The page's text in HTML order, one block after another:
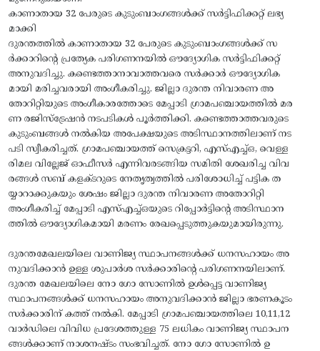
കാണാതായ 32 പേരുടെ കുടുംബാംഗങ്ങള്‍ക്ക് സര്‍ട്ടിഫിക്കറ്റ് ലഭ്യ
മാക്കി
ദുരന്തത്തില്‍ കാണാതായ 32 പേരുടെ കുടുംബാംഗങ്ങള്‍ക്ക് സ
ര്‍ക്കാറിന്റെ പ്രത്യേക പരിഗണനയില്‍ ഔദ്യോഗിക സര്‍ട്ടിഫിക്കറ്റ്
അനുവദിച്ചു. കണ്ടെത്താനാവാത്തവരെ സര്‍ക്കാര്‍ ഔദ്യോഗിക
മായി മരിച്ചവരായി അംഗീകരിച്ചു. ജില്ലാ ദുരന്ത നിവാരണ അ
തോറിറ്റിയുടെ അംഗീകാരത്തോടെ മേപ്പാടി ഗ്രാമപഞ്ചായത്തില്‍ മര
ണ രജിസ്‌ട്രേഷന്‍ നടപടികള്‍ പൂര്‍ത്തിക്കി. കണ്ടെത്താത്തവരുടെ
കുടുംബങ്ങള്‍ നല്‍കിയ അപേക്ഷയുടെ അടിസ്ഥാനത്തിലാണ് നട
പടി സ്വീകരിച്ചത്. ഗ്രാമപഞ്ചായത്ത് സെക്രട്ടറി, എസ്എച്ച്ഒ, വെള്ള
രിമല വില്ലേജ് ഓഫീസര്‍ എന്നിവരടങ്ങിയ സമിതി ശേഖരിച്ച വിവ
രങ്ങള്‍ സബ് കളക്ടറുടെ നേതൃത്വത്തില്‍ പരിശോധിച്ച് പട്ടിക ത
യ്യാറാക്കുകയും ശേഷം ജില്ലാ ദുരന്ത നിവാരണ അതോറിറ്റി
അംഗീകരിച്ച് മേപ്പാടി എസ്എച്ച്ഒയുടെ റിപ്പോര്‍ട്ടിന്റെ അടിസ്ഥാന
ത്തില്‍ ഔദ്യോഗികമായി മരണം രേഖപ്പെടുത്തുകയുമായിരുന്നു.
ദുരന്തമേഖലയിലെ വാണിജ്യ സ്ഥാപനങ്ങള്‍ക്ക് ധനസഹായം അ
നുവദിക്കാന്‍ ഉള്ള ശുപാർശ സർക്കാരിൻ്റെ പരിഗണനയിലാണ്.
ദുരന്ത മേഖലയിലെ നോ ഗോ സോണില്‍ ഉള്‍പ്പെട്ട വാണിജ്യ
സ്ഥാപനങ്ങള്‍ക്ക് ധനസഹായം അനുവദിക്കാന്‍ ജില്ലാ ഭരണകൂടം
സര്‍ക്കാരിന് കത്ത് നല്‍കി. മേപ്പാടി ഗ്രാമപഞ്ചായത്തിലെ 10,11,12
വാര്‍ഡിലെ വിവിധ പ്രദേശത്തുള്ള 75 ലധികം വാണിജ്യ സ്ഥാപന
ങ്ങള്‍ക്കാണ് നാശനഷ്ടം സംഭവിച്ചത്. നോ ഗോ സോണില്‍ ഉ